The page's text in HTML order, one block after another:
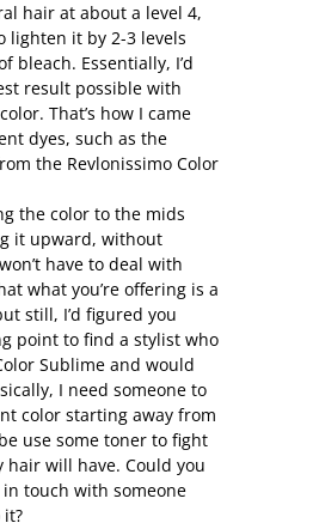
hair at about a level 4,
lighten it by 2-3 levels
bleach. Essentially, I’d
result possible with
That’s how I came
dyes, such as the
the Revlonissimo Color
the color to the mids
it upward, without
have to deal with
what you’re offering is a
still, I’d figured you
point to find a stylist who
Sublime and would
I need someone to
color starting away from
use some toner to fight
will have. Could you
touch with someone